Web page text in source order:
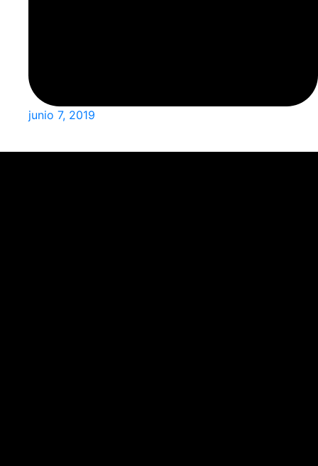
junio 7, 2019